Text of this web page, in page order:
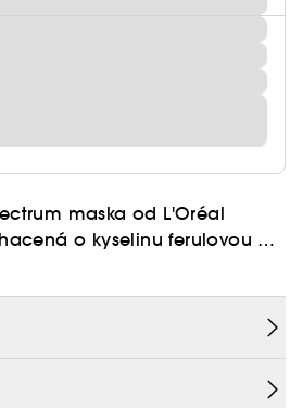
maska od L'Oréal
o kyselinu ferulovou a
Systém pomáhá uzamknout
prvního dne barvení až na
vlasová vlákna pro